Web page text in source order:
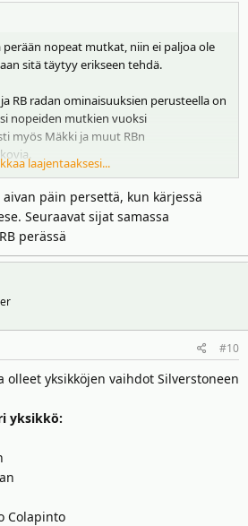
nopeat mutkat, niin ei paljoa ole
sitä täytyy erikseen tehdä.
RB radan ominaisuuksien perusteella on
nopeiden mutkien vuoksi
myös Mäkki ja muut RBn
jota oli Itävallassa, vielä ku
koko viikonlopulle.
lähtee edes hetkeksi se, omaan
Cadillacillakin uusi meikki viikonlopulle
laajentaaksesi...
päin persettä, kun kärjessä
Seuraavat sijat samassa
perässä
#10
olleet yksikköjen vaihdot Silverstoneen
yksikkö:
Colapinto